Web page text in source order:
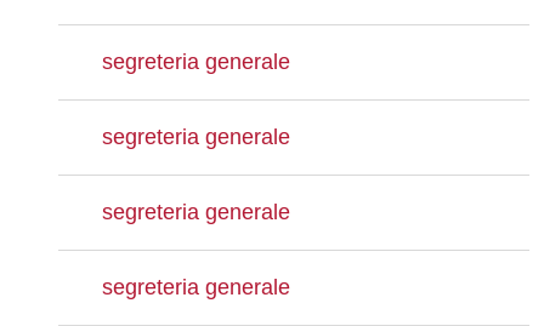
segreteria generale
segreteria generale
segreteria generale
segreteria generale